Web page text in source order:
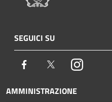
SEGUICI SU
Facebook TwitterInstagram
AMMINISTRAZIONE